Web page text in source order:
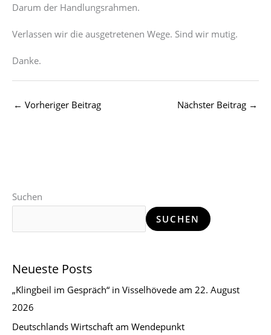
Darum der Handlungsrahmen.
Verlassen wir die ausgetretenen Wege. Sind wir mutig.
Danke.
← Vorheriger Beitrag Nächster Beitrag →
Suchen
SUCHEN
Neueste Posts
„Klingbeil im Gespräch“ in Visselhövede am 22. August
2026
Deutschlands Wirtschaft am Wendepunkt